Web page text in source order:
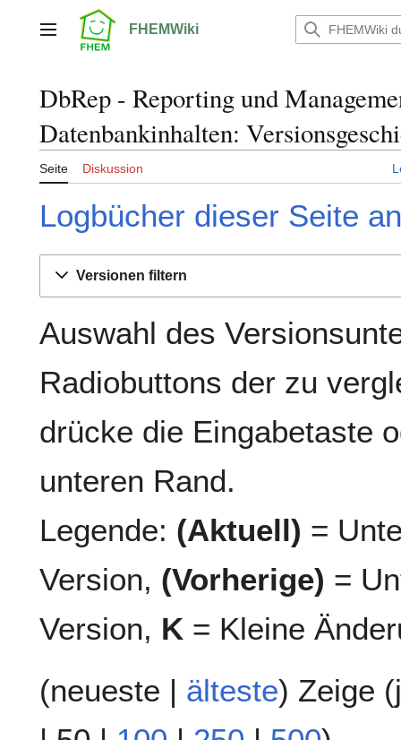
springenHauptmenü FHEMWiki
DbRep - Reporting und
Datenbankinhalten:
Seite Diskussion
Logbücher dieser Seite
Versionen filtern
Auswahl des
Radiobuttons der zu
drücke die Eingabetaste
unteren Rand.
Legende: (Aktuell) =
Version, (Vorherige) =
Version, K = Kleine
(neueste | älteste) Zeige (